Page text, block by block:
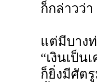
ก็กล่าวว่า
แต่มีบาง
“เงินเป็น
ก็ยิ่งมีศัต